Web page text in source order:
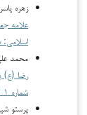
زهره
علامه
اسلامی: دوره ۴ شماره ۳
محمد
رضا (ع)
شماره ۱ (۲۰۲۴): پیاپی ۳
پرستو